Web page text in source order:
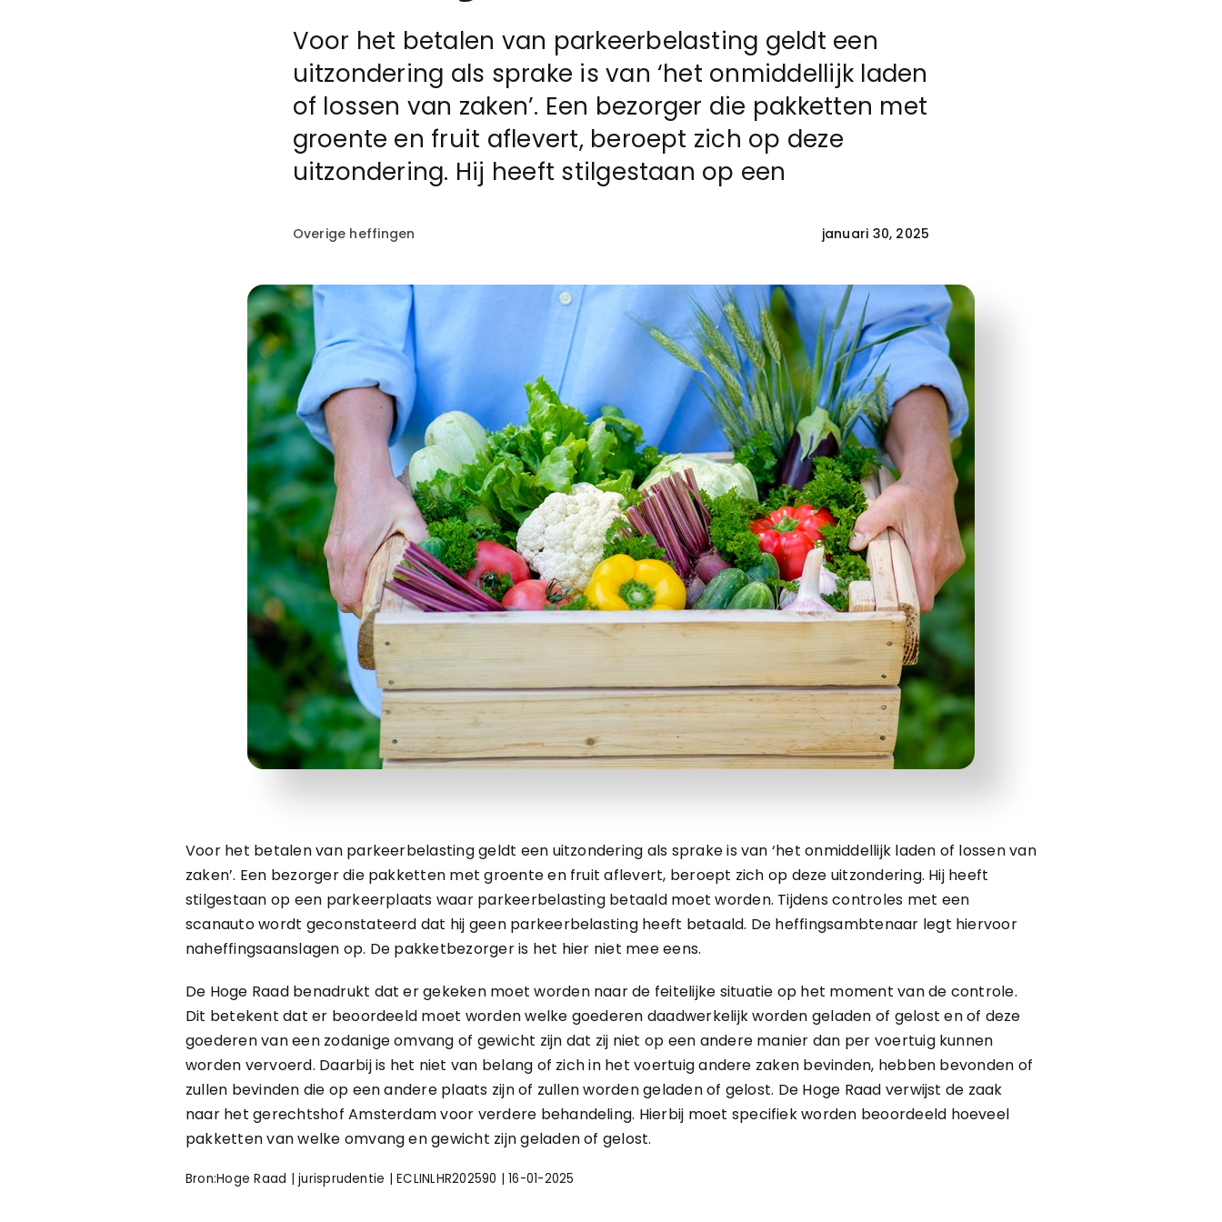
Voor het betalen van parkeerbelasting geldt een
uitzondering als sprake is van ‘het onmiddellijk laden
of lossen van zaken’. Een bezorger die pakketten met
groente en fruit aflevert, beroept zich op deze
uitzondering. Hij heeft stilgestaan op een
Overige heffingen januari 30, 2025
Voor het betalen van parkeerbelasting geldt een uitzondering als sprake is van ‘het onmiddellijk laden of lossen van
zaken’. Een bezorger die pakketten met groente en fruit aflevert, beroept zich op deze uitzondering. Hij heeft
stilgestaan op een parkeerplaats waar parkeerbelasting betaald moet worden. Tijdens controles met een
scanauto wordt geconstateerd dat hij geen parkeerbelasting heeft betaald. De heffingsambtenaar legt hiervoor
naheffingsaanslagen op. De pakketbezorger is het hier niet mee eens.
De Hoge Raad benadrukt dat er gekeken moet worden naar de feitelijke situatie op het moment van de controle.
Dit betekent dat er beoordeeld moet worden welke goederen daadwerkelijk worden geladen of gelost en of deze
goederen van een zodanige omvang of gewicht zijn dat zij niet op een andere manier dan per voertuig kunnen
worden vervoerd. Daarbij is het niet van belang of zich in het voertuig andere zaken bevinden, hebben bevonden of
zullen bevinden die op een andere plaats zijn of zullen worden geladen of gelost. De Hoge Raad verwijst de zaak
naar het gerechtshof Amsterdam voor verdere behandeling. Hierbij moet specifiek worden beoordeeld hoeveel
pakketten van welke omvang en gewicht zijn geladen of gelost.
Bron:Hoge Raad | jurisprudentie | ECLINLHR202590 | 16-01-2025